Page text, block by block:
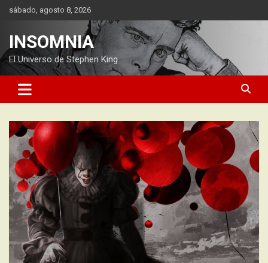
Saltarsábado, agosto 8, 2026
INSOMNIA
El Universo de Stephen King